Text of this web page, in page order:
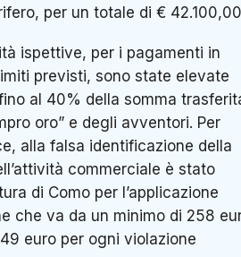
per un totale di €
ispettive, per i pagamenti in
previsti, sono state elevate
al 40% della somma
oro” e degli avventori. Per
alla falsa identificazione della
commerciale è stato
di Como per l’applicazione
che va da un minimo di 258
euro per ogni violazione